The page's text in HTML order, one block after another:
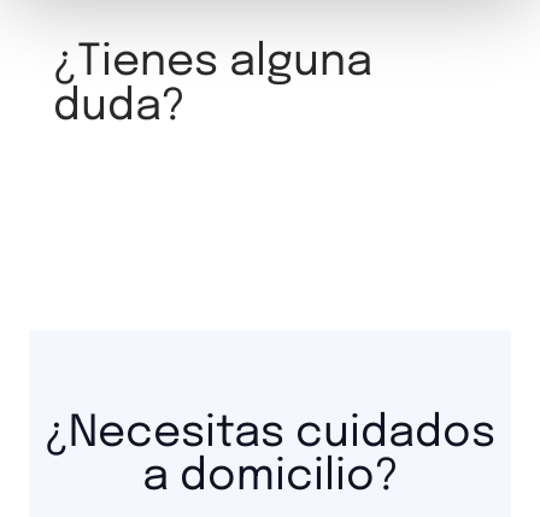
¿Tienes alguna
duda?
¿Necesitas cuidados
a domicilio?